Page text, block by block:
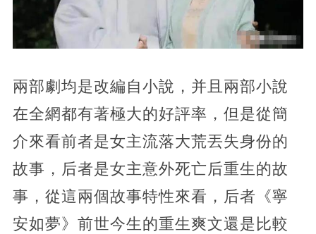
兩部劇均是改編自小說，并且兩部小說
在全網都有著極大的好評率，但是從簡
介來看前者是女主流落大荒丟失身份的
故事，后者是女主意外死亡后重生的故
事，從這兩個故事特性來看，后者《寧
安如夢》前世今生的重生爽文還是比較